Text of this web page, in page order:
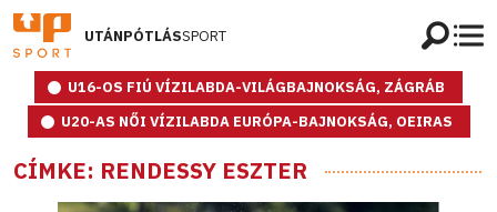
UTÁNPÓTLÁSSPORT
U16-OS FIÚ VÍZILABDA-VILÁGBAJNOKSÁG, ZÁGRÁB
U20-AS NŐI VÍZILABDA EURÓPA-BAJNOKSÁG, OEIRAS
CÍMKE: RENDESSY ESZTER